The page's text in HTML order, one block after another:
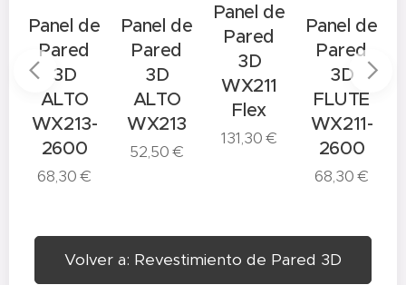
Panel de
Pared
3D
ALTO
WX213-
2600
68,30€
Panel de
Pared
3D
ALTO
WX213
52,50€
Panel de
Pared
3D
WX211
Flex
131,30€
Panel de
Pared
3D
FLUTE
WX211-
2600
68,30€
Volver a: Revestimiento de Pared 3D